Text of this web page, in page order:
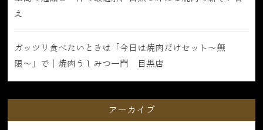
え
ガッツリ食べたいときは「今日は焼肉だけセット〜無
限〜」で｜焼肉うしみつ一門 目黒店
アーカイブ